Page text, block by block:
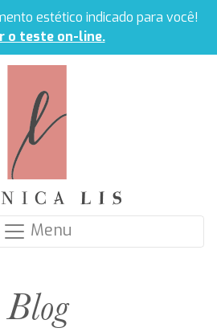
estético indicado para você!
o teste on-line.
Menu
Blog